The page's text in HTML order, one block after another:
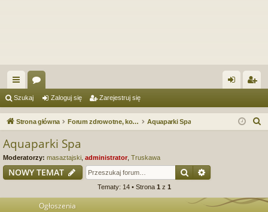
ię
ce
…
or
a og ej
Szukaj Zaloguj się Zarejestruj się
Strona główna Forum zdrowotne, kosmetyczne. Spa & Wellness. Forum serwisu Spa.e-Masaz.pl Aquaparki Spa
Aquaparki Spa
Moderatorzy: masaztajski administrator Truskawa
NOWY TEMAT SzukajWyszukiwanie
Tematy: 14 • Strona 1 z 1
Ogłoszenia